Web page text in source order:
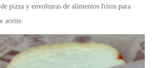
pizza y envolturas de alimentos fritos para
aceite.